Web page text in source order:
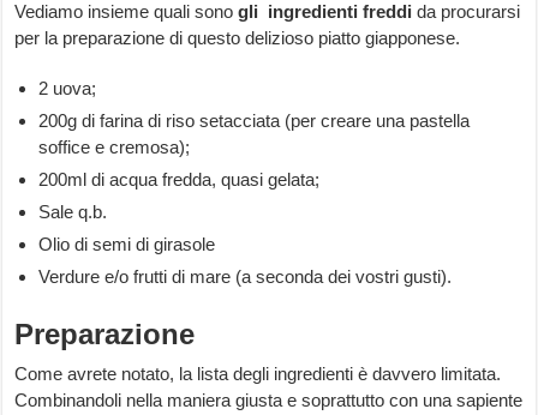
Vediamo insieme quali sono gli ingredienti freddi da procurarsi
per la preparazione di questo delizioso piatto giapponese.
2 uova;
200g di farina di riso setacciata (per creare una pastella
soffice e cremosa);
200ml di acqua fredda, quasi gelata;
Sale q.b.
Olio di semi di girasole
Verdure e/o frutti di mare (a seconda dei vostri gusti).
Preparazione
Come avrete notato, la lista degli ingredienti è davvero limitata.
Combinandoli nella maniera giusta e soprattutto con una sapiente